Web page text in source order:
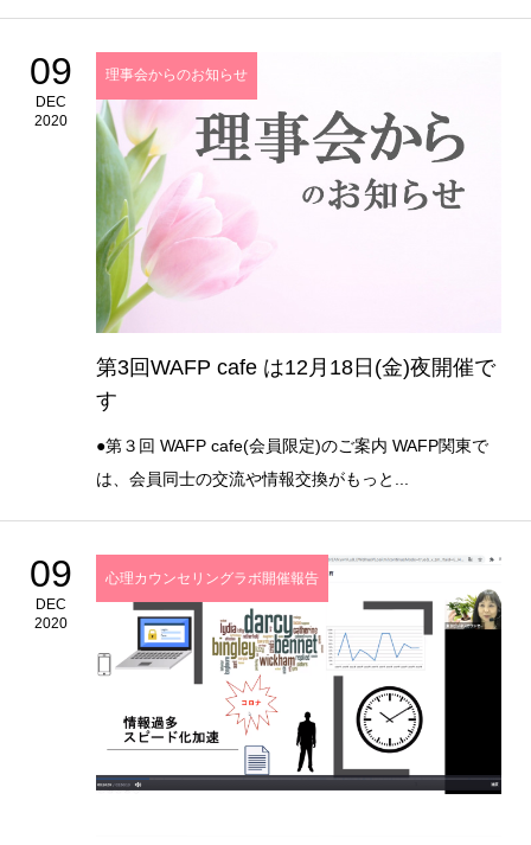
09
DEC
2020
理事会からのお知らせ
第3回WAFP cafe は12月18日(金)夜開催で
す
●第３回 WAFP cafe(会員限定)のご案内 WAFP関東で
は、会員同士の交流や情報交換がもっと...
09
DEC
2020
心理カウンセリングラボ開催報告